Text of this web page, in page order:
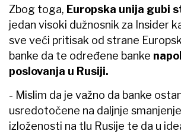
Zbog toga, Europska unija gubi
jedan visoki dužnosnik za Insider
sve veći pritisak od strane
banke da te određene banke
poslovanja u Rusiji.
- Mislim da je važno da banke
usredotočene na daljnje
izloženosti na tlu Rusije te da u